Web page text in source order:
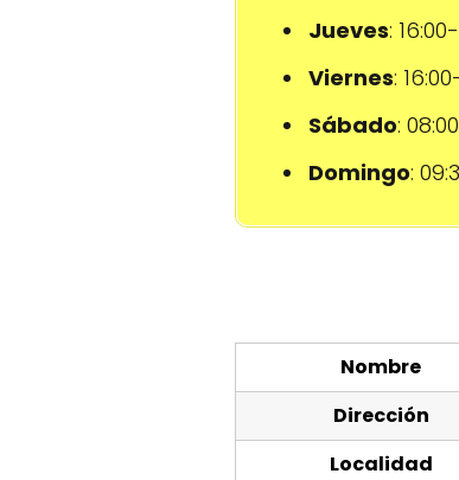
Jueves:
Viernes:
Sábado:
Domingo:
Nombre
Dirección
Localidad